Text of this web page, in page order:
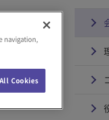
navigation,
Cookies